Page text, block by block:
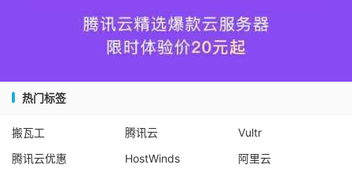
热门标签
搬瓦工 腾讯云
Vultr
腾讯云优惠
HostWinds 阿里云